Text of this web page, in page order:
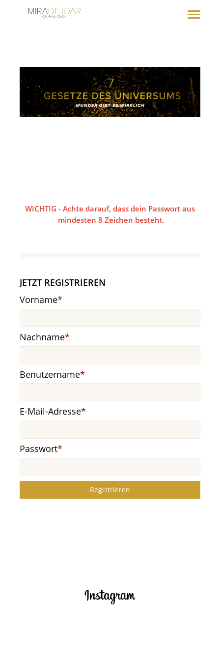
WICHTIG - Achte darauf, dass dein Passwort aus
mindesten 8 Zeichen besteht.
JETZT REGISTRIEREN
Pflichtfeld
Vorname*
Pflichtfeld
Nachname*
Pflichtfeld
Benutzername*
Pflichtfeld
E-Mail-Adresse*
Pflichtfeld
Passwort*
Registrieren